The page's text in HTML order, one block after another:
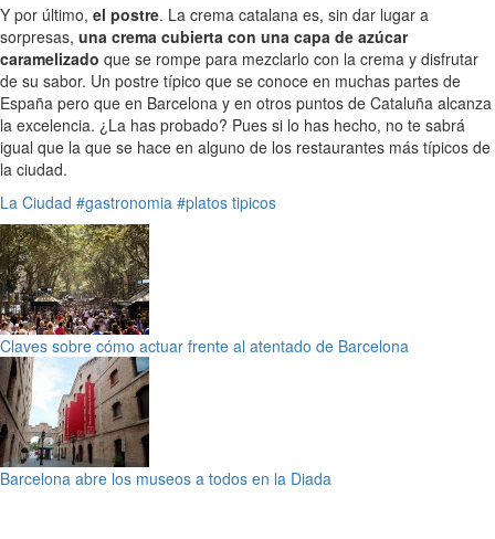
Y por último, el postre. La crema catalana es, sin dar lugar a
sorpresas, una crema cubierta con una capa de azúcar
caramelizado que se rompe para mezclarlo con la crema y disfrutar
de su sabor. Un postre típico que se conoce en muchas partes de
España pero que en Barcelona y en otros puntos de Cataluña alcanza
la excelencia. ¿La has probado? Pues si lo has hecho, no te sabrá
igual que la que se hace en alguno de los restaurantes más típicos de
la ciudad.
La Ciudad #gastronomia #platos tipicos
Claves sobre cómo actuar frente al atentado de Barcelona
Barcelona abre los museos a todos en la Diada